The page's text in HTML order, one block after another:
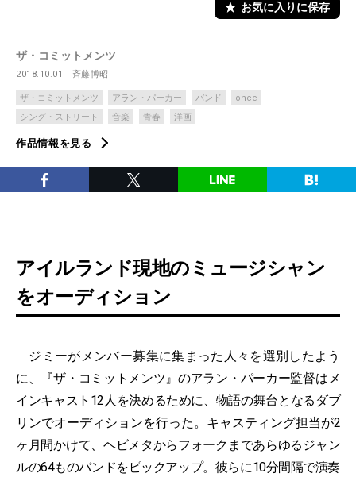
お気に入りに保存
ザ・コミットメンツ
2018.10.01 斉藤博昭
ザ・コミットメンツ アラン・パーカー バンド
once
シング・ストリート
音楽 青春 洋画
作品情報を見る
アイルランド現地のミュージシャン
をオーディション
ジミーがメンバー募集に集まった人々を選別したよう
に、『ザ・コミットメンツ』のアラン・パーカー監督はメ
インキャスト12人を決めるために、物語の舞台となるダブ
リンでオーディションを行った。キャスティング担当が2
ヶ月間かけて、ヘビメタからフォークまであらゆるジャン
ルの64ものバンドをピックアップ。彼らに10分間隔で演奏